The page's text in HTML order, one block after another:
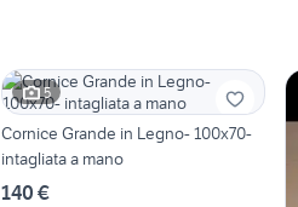
5
Cornice Grande in Legno- 100x70-
intagliata a mano
140 €